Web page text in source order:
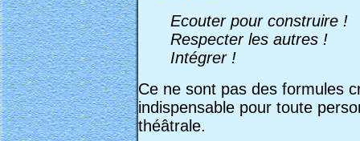
Ecouter pour construire !
Respecter les autres !
Intégrer !
Ce ne sont pas des formules
indispensable pour toute
théâtrale.